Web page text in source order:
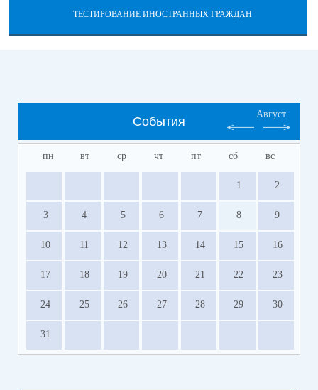
ТЕСТИРОВАНИЕ ИНОСТРАННЫХ ГРАЖДАН
События
Август
пн вт ср чт пт сб вс
1 2
3 4 5 6 7 8 9
10 11 12 13 14 15 16
17 18 19 20 21 22 23
24 25 26 27 28 29 30
31